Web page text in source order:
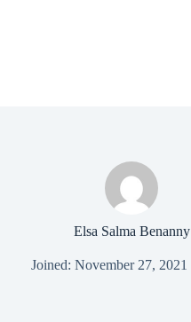
Elsa Salma Benanny
Joined: November 27, 2021